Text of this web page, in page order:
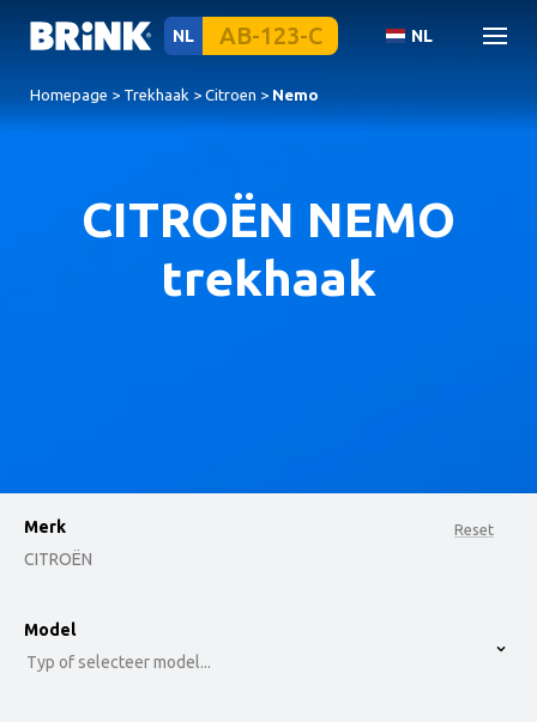
NL NL
Homepage > Trekhaak > Citroen > Nemo
CITROËN NEMO
trekhaak
Reset
Merk
CITROËN
option , selected.
Model
Typ of selecteer model...